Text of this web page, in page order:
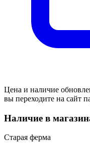
Цена и наличие
вы переходите на сайт
Наличие в
Старая ферма